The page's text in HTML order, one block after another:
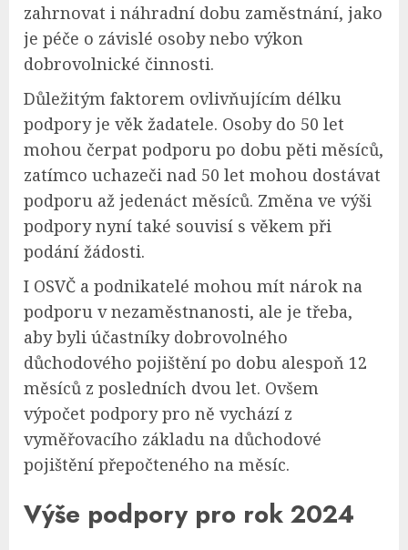
zahrnovat i náhradní dobu zaměstnání, jako
je péče o závislé osoby nebo výkon
dobrovolnické činnosti.
Důležitým faktorem ovlivňujícím délku
podpory je věk žadatele. Osoby do 50 let
mohou čerpat podporu po dobu pěti měsíců,
zatímco uchazeči nad 50 let mohou dostávat
podporu až jedenáct měsíců. Změna ve výši
podpory nyní také souvisí s věkem při
podání žádosti.
I OSVČ a podnikatelé mohou mít nárok na
podporu v nezaměstnanosti, ale je třeba,
aby byli účastníky dobrovolného
důchodového pojištění po dobu alespoň 12
měsíců z posledních dvou let. Ovšem
výpočet podpory pro ně vychází z
vyměřovacího základu na důchodové
pojištění přepočteného na měsíc.
Výše podpory pro rok 2024